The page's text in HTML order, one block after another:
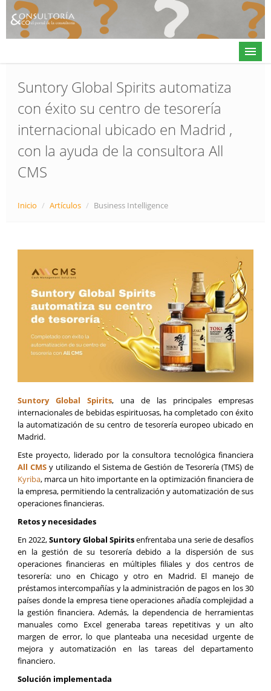
Actualidad
Directorio
Alta en directorio / Log in
Suntory Global Spirits automatiza
con éxito su centro de tesorería
internacional ubicado en Madrid ,
con la ayuda de la consultora All
CMS
Inicio / Artículos / Business Intelligence
Suntory Global Spirits, una de las principales empresas
internacionales de bebidas espirituosas, ha completado con éxito
la automatización de su centro de tesorería europeo ubicado en
Madrid.
Este proyecto, liderado por la consultora tecnológica financiera
All CMSy utilizando el Sistema de Gestión de Tesorería (TMS) de
Kyriba, marca un hito importante en la optimización financiera de
la empresa, permitiendo la centralización y automatización de sus
operaciones financieras.
Retos y necesidades
En 2022,Suntory Global Spiritsenfrentaba una serie de desafíos
en la gestión de su tesorería debido a la dispersión de sus
operaciones financieras en múltiples filiales y dos centros de
tesorería: uno en Chicago y otro en Madrid. El manejo de
préstamos intercompañías y la administración de pagos en los 30
países donde la empresa tiene operaciones añadía complejidad a
la gestión financiera. Además, la dependencia de herramientas
manuales como Excel generaba tareas repetitivas y un alto
margen de error, lo que planteaba una necesidad urgente de
mejora y automatización en las tareas del departamento
financiero.
Solución implementada